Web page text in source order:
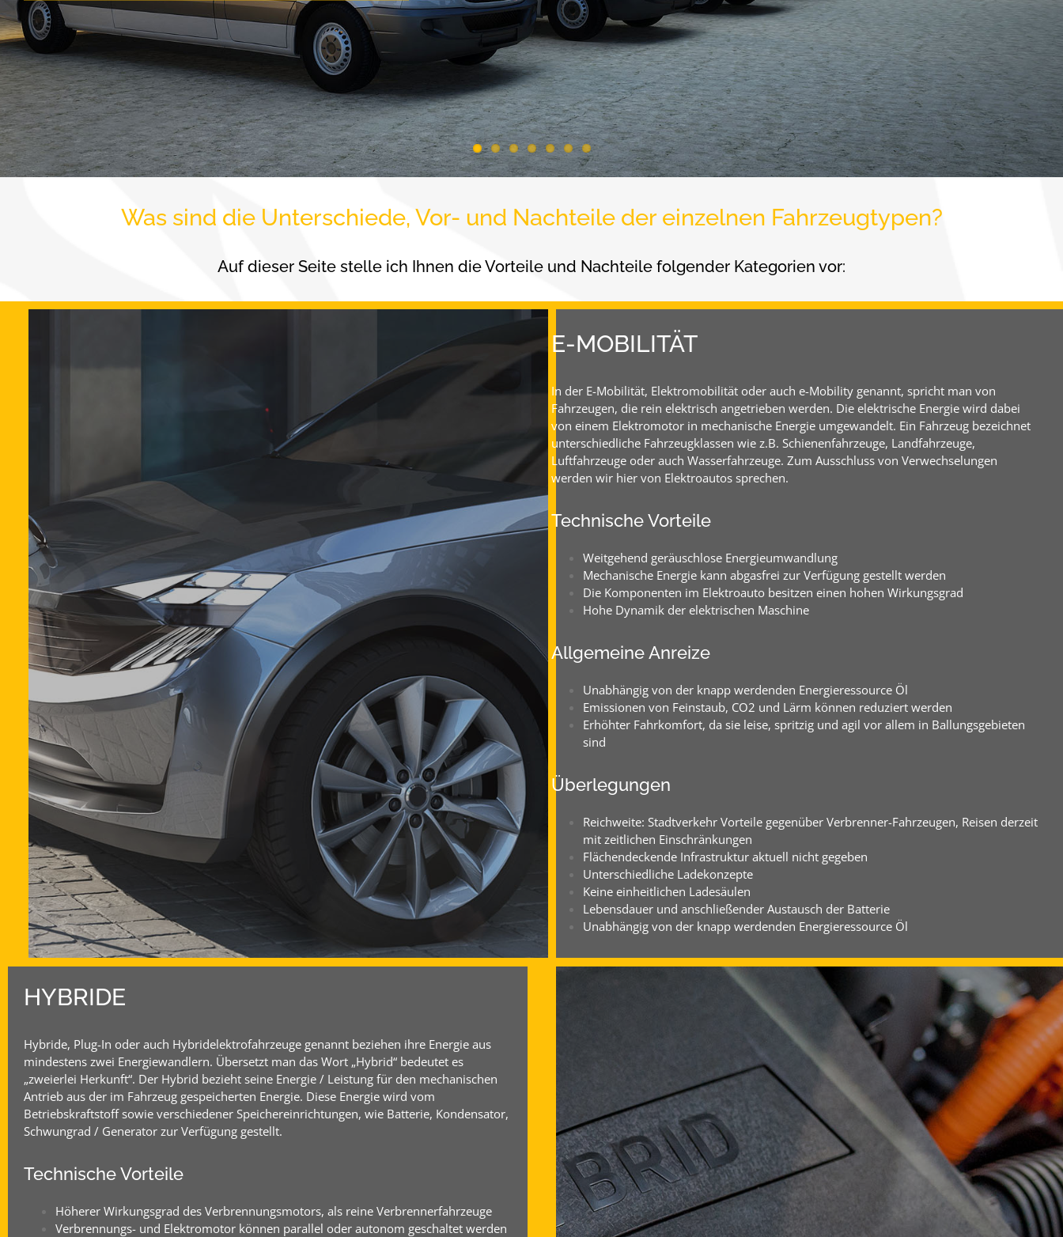
Was sind die Unterschiede, Vor- und Nachteile der einzelnen Fahrzeugtypen?
Auf dieser Seite stelle ich Ihnen die Vorteile und Nachteile folgender Kategorien vor:
E-MOBILITÄT
In der E-Mobilität, Elektromobilität oder auch e-Mobility genannt, spricht man von
Fahrzeugen, die rein elektrisch angetrieben werden. Die elektrische Energie wird dabei
von einem Elektromotor in mechanische Energie umgewandelt. Ein Fahrzeug bezeichnet
unterschiedliche Fahrzeugklassen wie z.B. Schienenfahrzeuge, Landfahrzeuge,
Luftfahrzeuge oder auch Wasserfahrzeuge. Zum Ausschluss von Verwechselungen
werden wir hier von Elektroautos sprechen.​
Technische Vorteile
Weitgehend geräuschlose Energieumwandlung
Mechanische Energie kann abgasfrei zur Verfügung gestellt werden
Die Komponenten im Elektroauto besitzen einen hohen Wirkungsgrad
Hohe Dynamik der elektrischen Maschine
Allgemeine Anreize
Unabhängig von der knapp werdenden Energieressource Öl
Emissionen von Feinstaub, CO2 und Lärm können reduziert werden
Erhöhter Fahrkomfort, da sie leise, spritzig und agil vor allem in Ballungsgebieten
sind
Überlegungen
Reichweite: Stadtverkehr Vorteile gegenüber Verbrenner-Fahrzeugen, Reisen derzeit
mit zeitlichen Einschränkungen
Flächendeckende Infrastruktur aktuell nicht gegeben
Unterschiedliche Ladekonzepte
Keine einheitlichen Ladesäulen
Lebensdauer und anschließender Austausch der Batterie
Unabhängig von der knapp werdenden Energieressource Öl
HYBRIDE
Hybride, Plug-In oder auch Hybridelektrofahrzeuge genannt beziehen ihre Energie aus
mindestens zwei Energiewandlern. Übersetzt man das Wort „Hybrid“ bedeutet es
„zweierlei Herkunft“. Der Hybrid bezieht seine Energie / Leistung für den mechanischen
Antrieb aus der im Fahrzeug gespeicherten Energie. Diese Energie wird vom
Betriebskraftstoff sowie verschiedener Speichereinrichtungen, wie Batterie, Kondensator,
Schwungrad / Generator zur Verfügung gestellt.
Technische Vorteile
Höherer Wirkungsgrad des Verbrennungsmotors, als reine Verbrennerfahrzeuge
Verbrennungs- und Elektromotor können parallel oder autonom geschaltet werden